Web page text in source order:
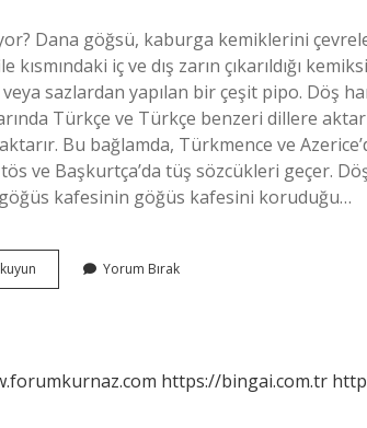
Dana göğsü, kaburga kemiklerini
kısmındaki iç ve dış zarın çıkarıldığı
sazlardan yapılan bir çeşit pipo. Döş
Türkçe ve Türkçe benzeri dillere
Bu bağlamda, Türkmence ve
tös ve Başkurtça’da tüş sözcükleri geçer.
kafesinin göğüs kafesini koruduğu…
Neye
Yorum Bırak
https://bingai.com.tr